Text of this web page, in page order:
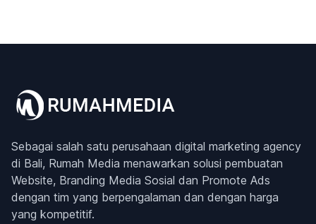
Sebagai salah satu perusahaan digital marketing agency
di Bali, Rumah Media menawarkan solusi pembuatan
Website, Branding Media Sosial dan Promote Ads
dengan tim yang berpengalaman dan dengan harga
yang kompetitif.